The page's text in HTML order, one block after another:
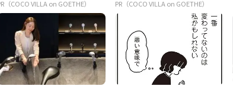
（COCO VILLA on GOETHE） PR（COCO VILLA on GOETHE）